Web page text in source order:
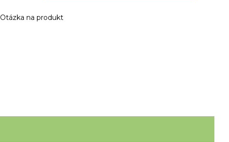
Otázka na produkt